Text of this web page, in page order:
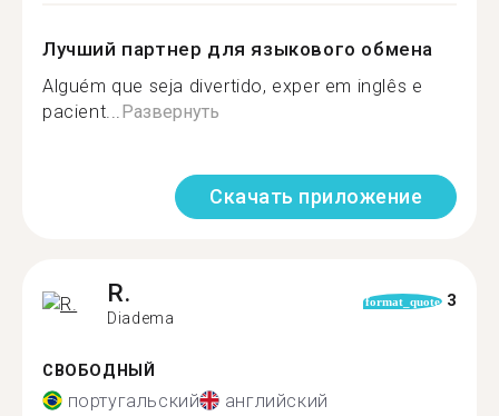
Лучший партнер для языкового обмена
Alguém que seja divertido, exper em inglês e
pacient...Развернуть
Скачать приложение
R.
Diadema
format_quote 3
СВОБОДНЫЙ
португальский английский